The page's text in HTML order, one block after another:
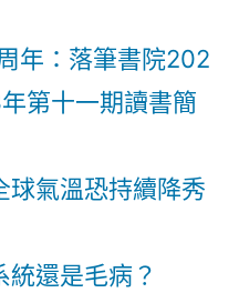
年：落筆書院202
第十一期讀書簡
球氣溫恐持續降秀
還是毛病？